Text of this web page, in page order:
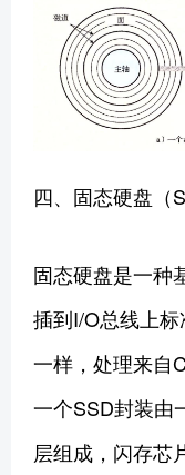
四、固态硬盘（
固态硬盘是一种
插到I/O总线上
一样，处理来自
一个SSD封装由
层组成，闪存芯